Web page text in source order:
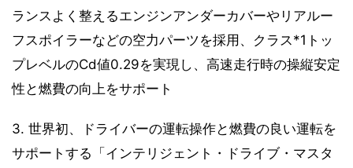
ランスよく整えるエンジンアンダーカバーやリアルー
フスポイラーなどの空力パーツを採用、クラス*1トッ
プレベルのCd値0.29を実現し、高速走行時の操縦安定
性と燃費の向上をサポート
3. 世界初、ドライバーの運転操作と燃費の良い運転を
サポートする「インテリジェント・ドライブ・マスタ